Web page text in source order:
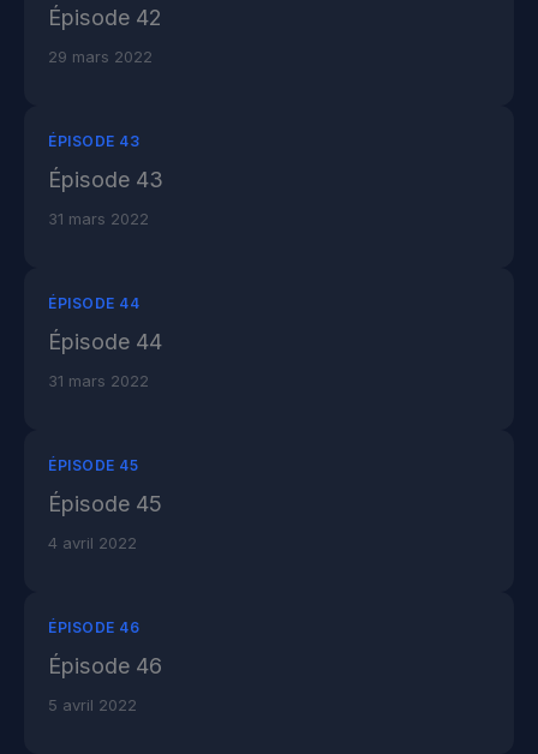
Épisode 42
29 mars 2022
ÉPISODE 43
Épisode 43
31 mars 2022
ÉPISODE 44
Épisode 44
31 mars 2022
ÉPISODE 45
Épisode 45
4 avril 2022
ÉPISODE 46
Épisode 46
5 avril 2022